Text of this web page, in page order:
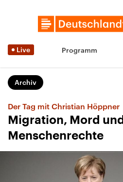
Live Programm
Archiv
Der Tag mit Christian Höppner
Migration, Mord und
Menschenrechte